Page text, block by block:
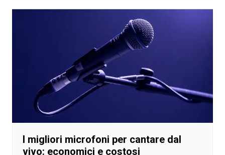
I migliori microfoni per cantare dal
vivo: economici e costosi